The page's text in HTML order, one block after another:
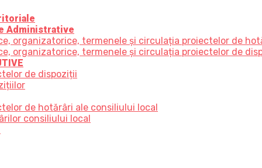
Administrative
organizatorice, termenele și circulația proiectelor de
organizatorice, termenele și circulația proiectelor de
de dispoziții
de hotărâri ale consiliului local
consiliului local